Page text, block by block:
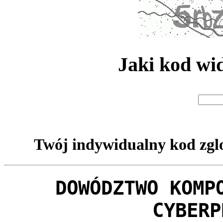
Jaki kod
Twój indywidualny kod
DOWÓDZTWO